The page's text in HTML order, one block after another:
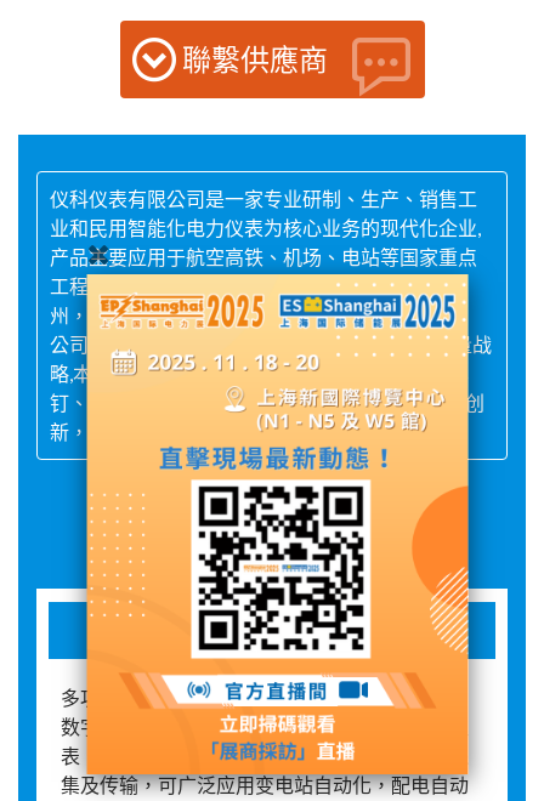
聯繫供應商
仪科仪表有限公司是一家专业研制、生产、销售工
业和民用智能化电力仪表为核心业务的现代化企业,
产品主要应用于航空高铁、机场、电站等国家重点
工程项目。公司注册成立于2003年，总部位于温
州，分公司分别位于中国上海以及辽宁丹东。
公司始终奉行“稳定是工业品的最低生命线”的质量战
略,本着“认真焊好每一个焊点、认真装好每一枚螺
钉、认真校好每只产品”的原则，不断地进行技术创
新，全面推行质量管理，开发高科技产品
展品詳情
多功能电力仪表
多功能电力仪表是一种具有可编程测量、显示、
数字通讯和电能脉冲输出等功能的多功能电力仪
表，能够完成电量测量、电能计量数据显示、采
集及传输，可广泛应用变电站自动化，配电自动